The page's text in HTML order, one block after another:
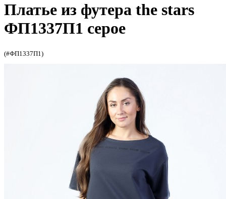
Платье из футера the stars
ФП1337П1 серое
(#ФП1337П1)